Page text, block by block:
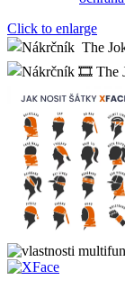
Click to enlarge